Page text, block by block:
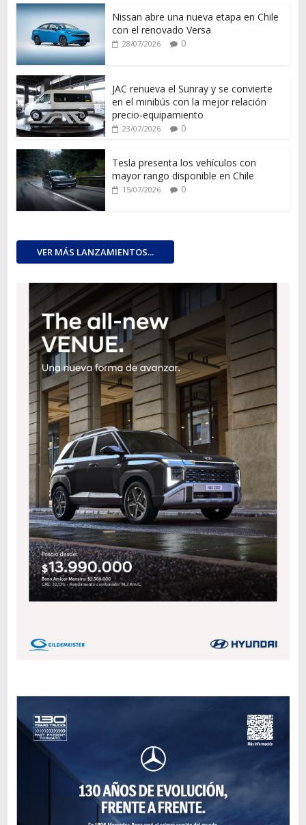
Nissan abre una nueva etapa en Chile
con el renovado Versa
28/07/2026 0
JAC renueva el Sunray y se convierte
en el minibús con la mejor relación
precio-equipamiento
23/07/2026 0
Tesla presenta los vehículos con
mayor rango disponible en Chile
15/07/2026 0
VER MÁS LANZAMIENTOS...